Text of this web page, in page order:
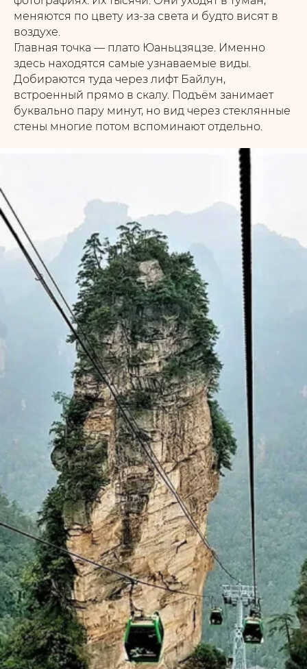
меняются по цвету из-за света и будто висят в
воздухе.
Главная точка — плато Юаньцзяцзе. Именно
здесь находятся самые узнаваемые виды.
Добираются туда через лифт Байлун,
встроенный прямо в скалу. Подъём занимает
буквально пару минут, но вид через стеклянные
стены многие потом вспоминают отдельно.